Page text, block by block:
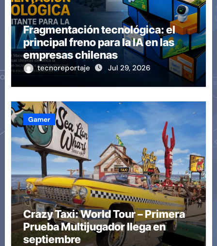
Fragmentación tecnológica: el
principal freno para la IA en las
empresas chilenas
tecnoreportaje Jul 29, 2026
Gamer
Crazy Taxi: World Tour – Primera
Prueba Multijugador llega en
septiembre